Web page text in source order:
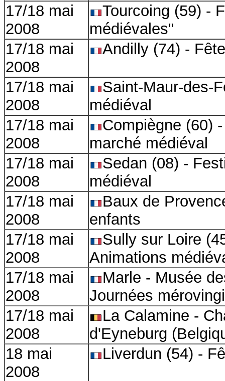
17/18 mai
2008
Tourcoing (59) -
médiévales"
17/18 mai
2008
Andilly (74) -
17/18 mai
2008
Saint-Maur-des-
médiéval
17/18 mai
2008
Compiègne (60)
marché médiéval
17/18 mai
2008
Sedan (08) -
médiéval
17/18 mai
2008
Baux de
enfants
17/18 mai
2008
Sully sur Loire
Animations
17/18 mai
2008
Marle - Musée
Journées
17/18 mai
2008
La Calamine -
d'Eyneburg (
18 mai
2008
Liverdun (54) -